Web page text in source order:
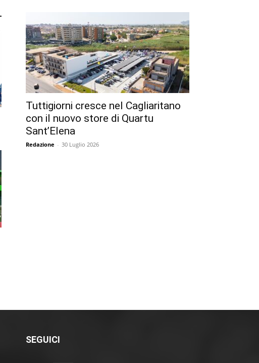
Tuttigiorni cresce nel Cagliaritano
con il nuovo store di Quartu
Sant’Elena
Redazione - 30 Luglio 2026
SEGUICI